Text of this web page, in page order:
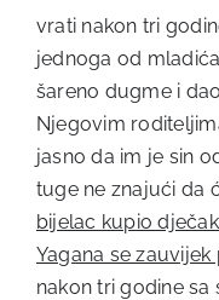
vrati nakon tri
jednoga od
šareno dugme i
Njegovim
jasno da im je sin
tuge ne znajući da
bijelac kupio
Yagana se zauvijek
nakon tri godine sa